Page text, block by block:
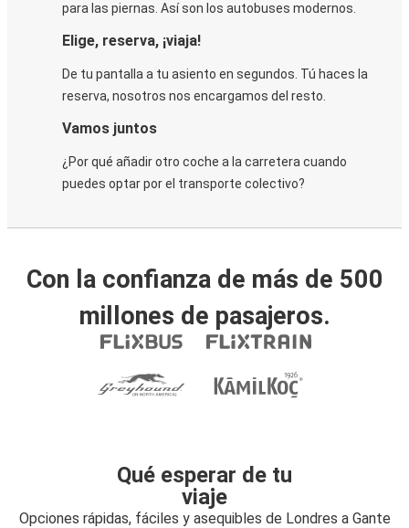
para las piernas. Así son los autobuses modernos.
Elige, reserva, ¡viaja!
De tu pantalla a tu asiento en segundos. Tú haces la
reserva, nosotros nos encargamos del resto.
Vamos juntos
¿Por qué añadir otro coche a la carretera cuando
puedes optar por el transporte colectivo?
Con la confianza de más de 500
millones de pasajeros.
Qué esperar de tu
viaje
Opciones rápidas, fáciles y asequibles de Londres a Gante